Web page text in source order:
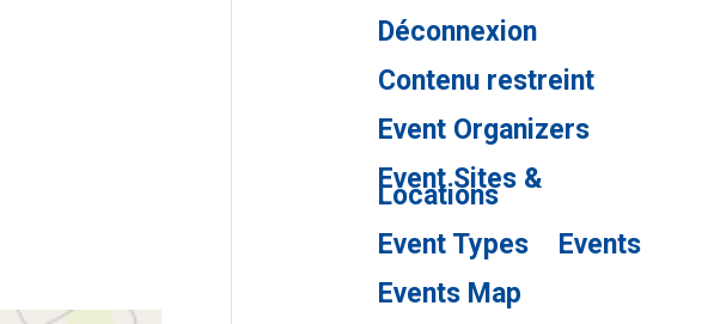
Déconnexion
Contenu restreint
Event Organizers
Event Sites &
Locations
Event Types
Events
Events Map